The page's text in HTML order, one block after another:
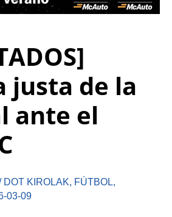
justa de la
ante el
DOT KIROLAK, FÚTBOL,
03-09